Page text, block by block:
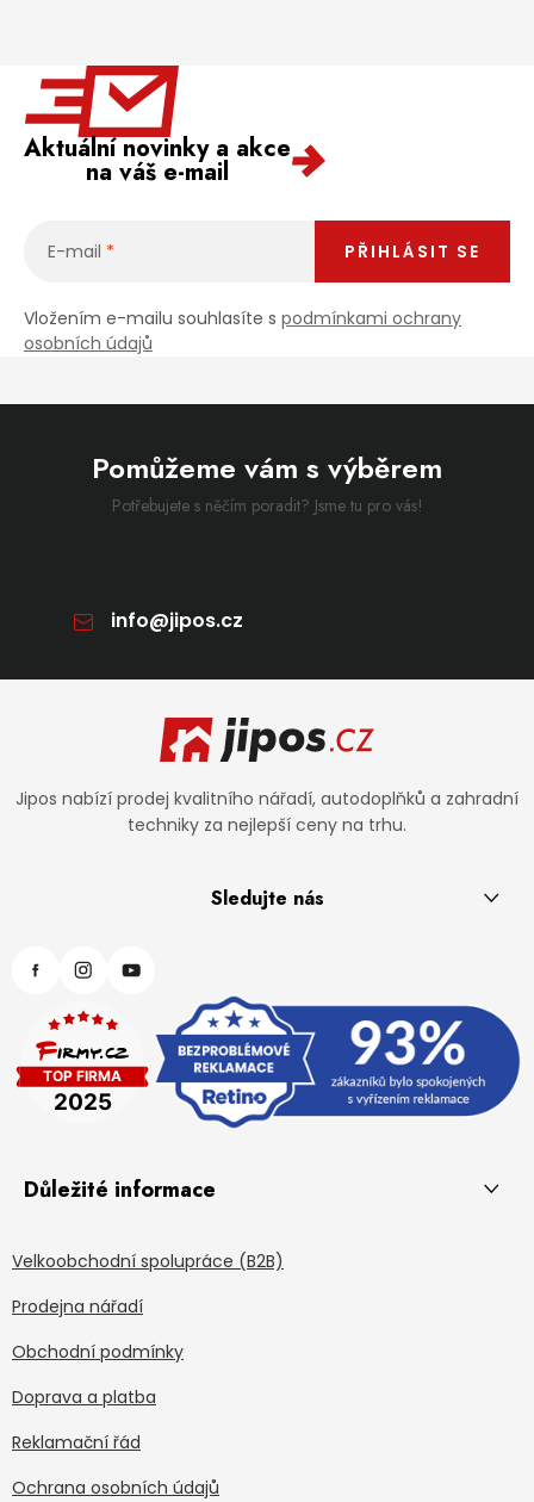
Aktuální novinky a akce
na váš e-mail
E-mail
Vložením e-mailu souhlasíte s podmínkami ochrany
osobních údajů
PŘIHLÁSIT SE
Pomůžeme vám s výběrem
Potřebujete s něčím poradit? Jsme tu pro vás!
info@jipos.cz
Jipos nabízí prodej kvalitního nářadí, autodoplňků a zahradní
techniky za nejlepší ceny na trhu.
Sledujte nás
Důležité informace
Velkoobchodní spolupráce (B2B)
Prodejna nářadí
Obchodní podmínky
Doprava a platba
Reklamační řád
Ochrana osobních údajů